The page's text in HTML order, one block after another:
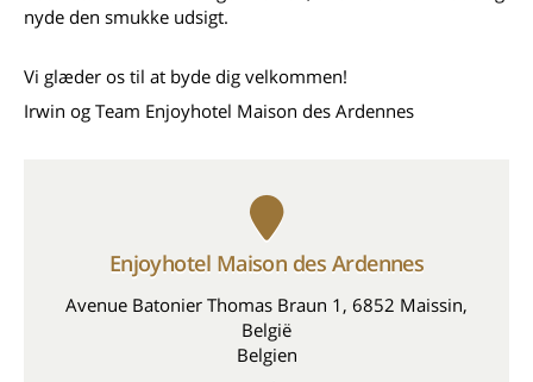
nyde den smukke udsigt.
Vi glæder os til at byde dig velkommen!
Irwin og Team Enjoyhotel Maison des Ardennes
Enjoyhotel Maison des Ardennes
Avenue Batonier Thomas Braun 1, 6852 Maissin,
België
Belgien